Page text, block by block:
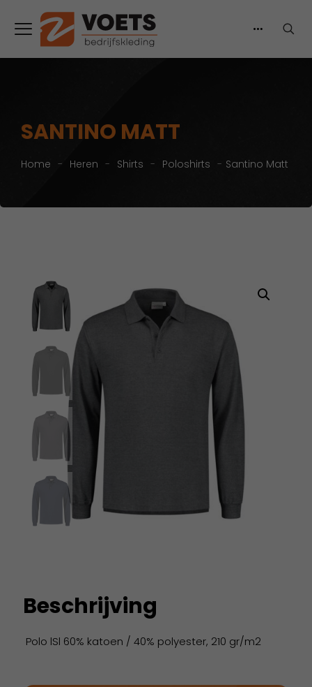
SANTINO MATT
Home - Heren - Shirts - Poloshirts - Santino Matt
Beschrijving
Polo lSl 60% katoen / 40% polyester, 210 gr/m2